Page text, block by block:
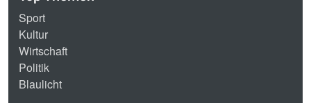
Sport
Kultur
Wirtschaft
Politik
Blaulicht